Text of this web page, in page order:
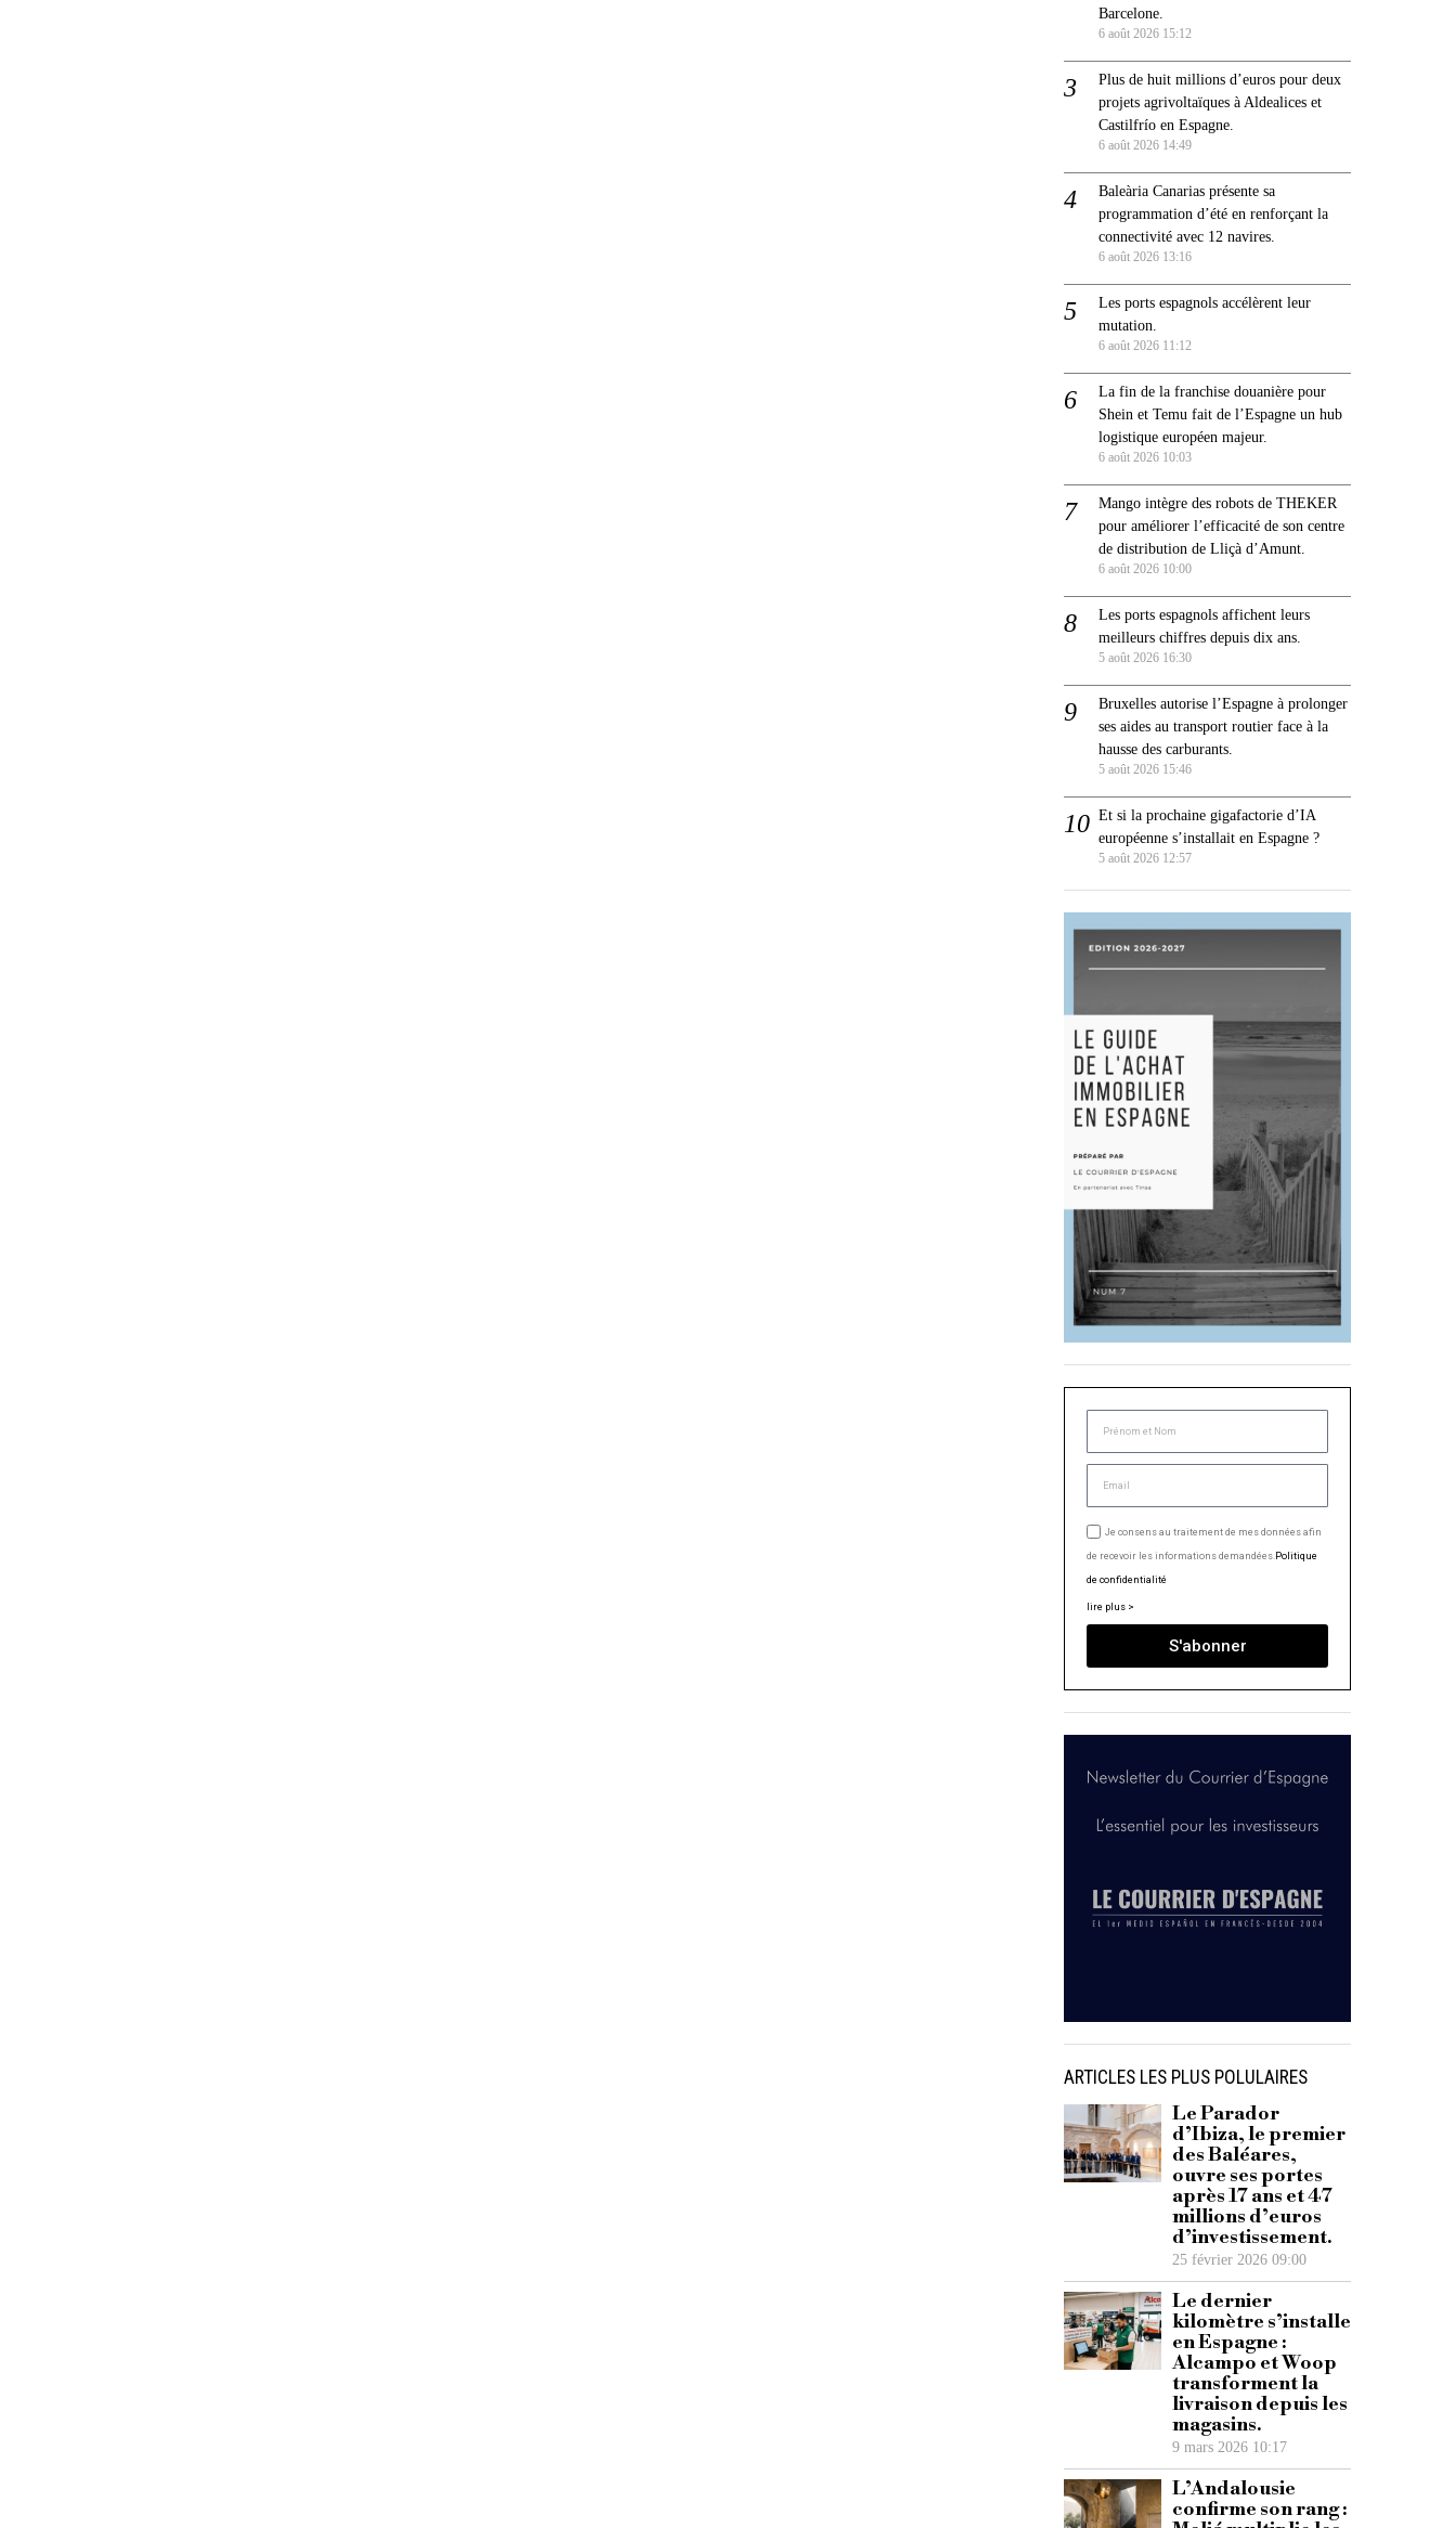
Barcelone.
6 août 2026 15:12
Plus de huit millions d’euros pour deux
projets agrivoltaïques à Aldealices et
Castilfrío en Espagne.
6 août 2026 14:49
Baleària Canarias présente sa
programmation d’été en renforçant la
connectivité avec 12 navires.
6 août 2026 13:16
Les ports espagnols accélèrent leur
mutation.
6 août 2026 11:12
La fin de la franchise douanière pour
Shein et Temu fait de l’Espagne un hub
logistique européen majeur.
6 août 2026 10:03
Mango intègre des robots de THEKER
pour améliorer l’efficacité de son centre
de distribution de Lliçà d’Amunt.
6 août 2026 10:00
Les ports espagnols affichent leurs
meilleurs chiffres depuis dix ans.
5 août 2026 16:30
Bruxelles autorise l’Espagne à prolonger
ses aides au transport routier face à la
hausse des carburants.
5 août 2026 15:46
Et si la prochaine gigafactorie d’IA
européenne s’installait en Espagne ?
5 août 2026 12:57
Je consens au traitement de mes données afin
de recevoir les informations demandées.Politique
de confidentialité
lire plus >
S'abonner
ARTICLES LES PLUS POLULAIRES
Le Parador
d’Ibiza, le premier
des Baléares,
ouvre ses portes
après 17 ans et 47
millions d’euros
d’investissement.
25 février 2026 09:00
Le dernier
kilomètre s’installe
en Espagne :
Alcampo et Woop
transforment la
livraison depuis les
magasins.
9 mars 2026 10:17
L’Andalousie
confirme son rang :